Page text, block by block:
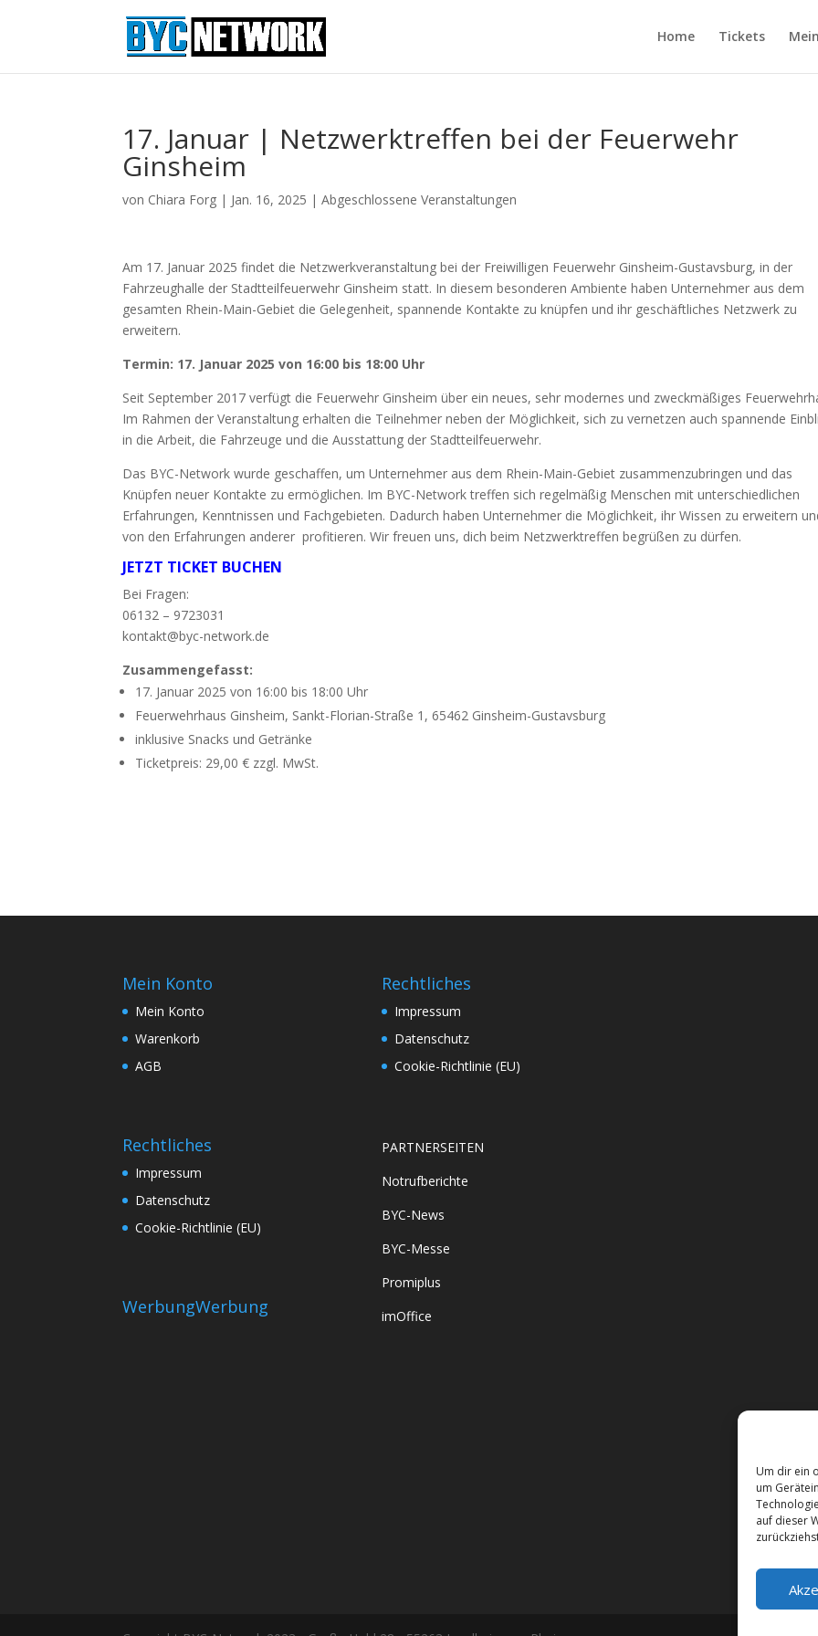
Um dir ein
um
auf dieser
Home Tickets
17. Januar | Netzwerktreffen bei der Feuerwehr
Ginsheim
von Chiara Forg | Jan. 16, 2025 |Abgeschlossene Veranstaltungen
Am 17. Januar 2025 findet die Netzwerkveranstaltung bei der Freiwilligen Feuerwehr Ginsheim-Gustavsburg, in der
Fahrzeughalle der Stadtteilfeuerwehr Ginsheim statt. In diesem besonderen Ambiente haben Unternehmer aus dem
gesamten Rhein-Main-Gebiet die Gelegenheit, spannende Kontakte zu knüpfen und ihr geschäftliches Netzwerk zu
erweitern.
Termin: 17. Januar 2025 von 16:00 bis 18:00 Uhr
Seit September 2017 verfügt die Feuerwehr Ginsheim über ein neues, sehr modernes und zweckmäßiges
Im Rahmen der Veranstaltung erhalten die Teilnehmer neben der Möglichkeit, sich zu vernetzen auch spannende
in die Arbeit, die Fahrzeuge und die Ausstattung der Stadtteilfeuerwehr.
Das BYC-Network wurde geschaffen, um Unternehmer aus dem Rhein-Main-Gebiet zusammenzubringen und das
Knüpfen neuer Kontakte zu ermöglichen. Im BYC-Network treffen sich regelmäßig Menschen mit unterschiedlichen
Erfahrungen, Kenntnissen und Fachgebieten. Dadurch haben Unternehmer die Möglichkeit, ihr Wissen zu erweitern
von den Erfahrungen anderer profitieren. Wir freuen uns, dich beim Netzwerktreffen begrüßen zu dürfen.
JETZT TICKET BUCHEN
Bei Fragen:
06132 – 9723031
kontakt@byc-network.de
Zusammengefasst:
17. Januar 2025 von 16:00 bis 18:00 Uhr
Feuerwehrhaus Ginsheim, Sankt-Florian-Straße 1, 65462 Ginsheim-Gustavsburg
inklusive Snacks und Getränke
Ticketpreis: 29,00 € zzgl. MwSt.
Mein Konto
Mein Konto
Warenkorb
AGB
Rechtliches
Impressum
Datenschutz
Cookie-Richtlinie (EU)
WerbungWerbung
Rechtliches
Impressum
Datenschutz
Cookie-Richtlinie (EU)
PARTNERSEITEN
Notrufberichte
BYC-News
BYC-Messe
Promiplus
imOffice